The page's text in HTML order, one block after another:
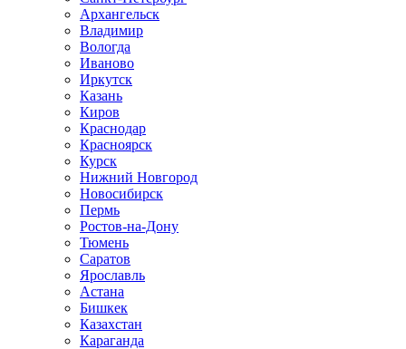
Архангельск
Владимир
Вологда
Иваново
Иркутск
Казань
Киров
Краснодар
Красноярск
Курск
Нижний Новгород
Новосибирск
Пермь
Ростов-на-Дону
Тюмень
Саратов
Ярославль
Астана
Бишкек
Казахстан
Караганда